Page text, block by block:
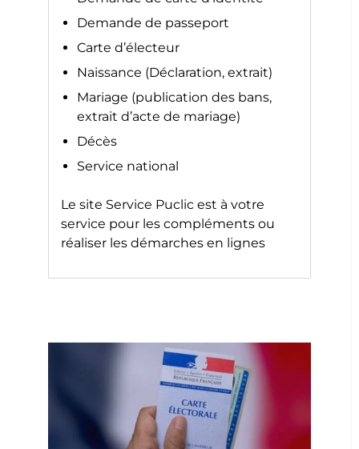
Demande de passeport
Carte d’électeur
Naissance (Déclaration, extrait)
Mariage (publication des bans,
extrait d’acte de mariage)
Décès
Service national
Le site Service Puclic est à votre
service pour les compléments ou
réaliser les démarches en lignes